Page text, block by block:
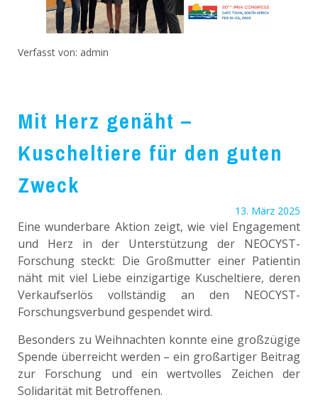
Verfasst von: admin
Mit Herz genäht –
Kuscheltiere für den guten
Zweck
13. März 2025
Eine wunderbare Aktion zeigt, wie viel Engagement
und Herz in der Unterstützung der NEOCYST-
Forschung steckt: Die Großmutter einer Patientin
näht mit viel Liebe einzigartige Kuscheltiere, deren
Verkaufserlös vollständig an den NEOCYST-
Forschungsverbund gespendet wird.
Besonders zu Weihnachten konnte eine großzügige
Spende überreicht werden – ein großartiger Beitrag
zur Forschung und ein wertvolles Zeichen der
Solidarität mit Betroffenen.